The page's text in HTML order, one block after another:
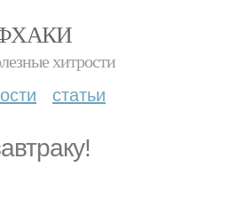
хитрости
статьи